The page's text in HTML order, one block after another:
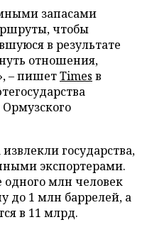
запасами
чтобы
в результате
отношения,
– пишетTimes в
государства,
экспортерами.
одного млн человек
до 1 млн баррелей, а
в 11 млрд.